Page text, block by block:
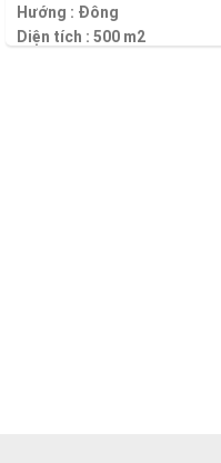
Hướng : Đông
Diện tích : 500 m2